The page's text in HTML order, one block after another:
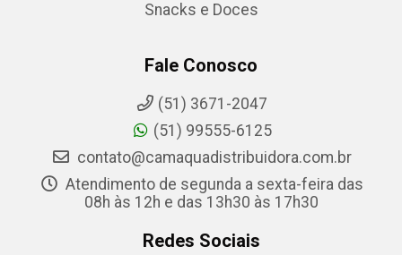
Snacks e Doces
Fale Conosco
(51) 3671-2047
(51) 99555-6125
contato@camaquadistribuidora.com.br
Atendimento de segunda a sexta-feira das
08h às 12h e das 13h30 às 17h30
Redes Sociais